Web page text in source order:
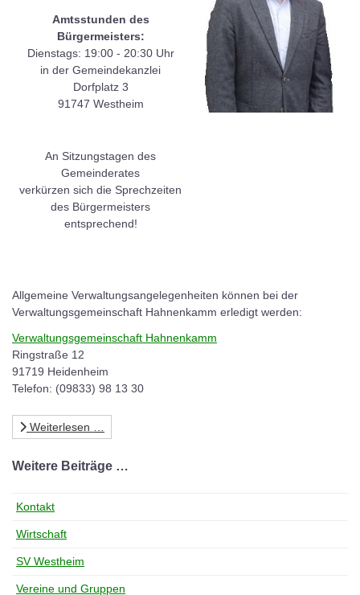
Amtsstunden des
Bürgermeisters:
Dienstags: 19:00 - 20:30 Uhr
in der Gemeindekanzlei
Dorfplatz 3
91747 Westheim
An Sitzungstagen des
Gemeinderates
verkürzen sich die Sprechzeiten
des Bürgermeisters
entsprechend!
Allgemeine Verwaltungsangelegenheiten können bei der
Verwaltungsgemeinschaft Hahnenkamm erledigt werden:
Verwaltungsgemeinschaft Hahnenkamm
Ringstraße 12
91719 Heidenheim
Telefon: (09833) 98 13 30
Weiterlesen …
Weitere Beiträge …
Kontakt
Wirtschaft
SV Westheim
Vereine und Gruppen